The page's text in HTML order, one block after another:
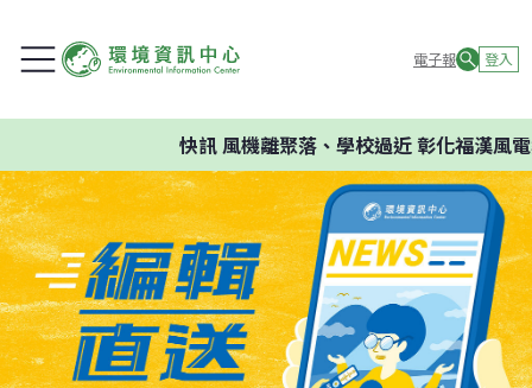
電子報 登入
快訊風機離聚落、學校過近 彰化福漢風電